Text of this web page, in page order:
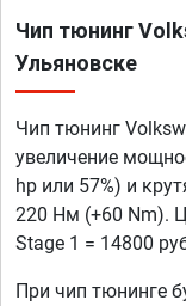
Чип тюнинг
Ульяновске
Чип тюнинг
увеличение
hp или 57%) и
220 Нм (+60 Nm).
Stage 1 = 14800
При чип тюнинге